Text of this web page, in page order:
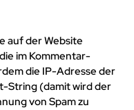
auf der Website
im Kommentar-
die IP-Adresse der
String (damit wird der
von Spam zu